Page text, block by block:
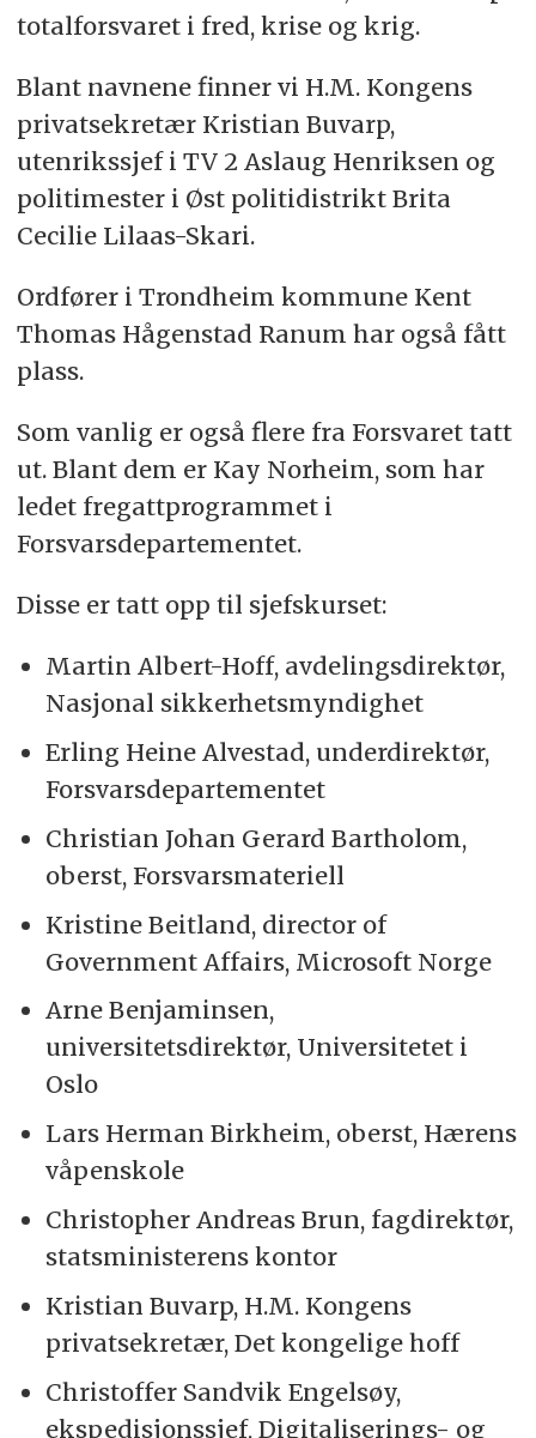
totalforsvaret i fred, krise og krig.
Blant navnene finner vi H.M. Kongens
privatsekretær Kristian Buvarp,
utenrikssjef i TV 2 Aslaug Henriksen og
politimester i Øst politidistrikt Brita
Cecilie Lilaas-Skari.
Ordfører i Trondheim kommune Kent
Thomas Hågenstad Ranum har også fått
plass.
Som vanlig er også flere fra Forsvaret tatt
ut. Blant dem er Kay Norheim, som har
ledet fregattprogrammet i
Forsvarsdepartementet.
Disse er tatt opp til sjefskurset:
Martin Albert-Hoff, avdelingsdirektør,
Nasjonal sikkerhetsmyndighet
Erling Heine Alvestad, underdirektør,
Forsvarsdepartementet
Christian Johan Gerard Bartholom,
oberst, Forsvarsmateriell
Kristine Beitland, director of
Government Affairs, Microsoft Norge
Arne Benjaminsen,
universitetsdirektør, Universitetet i
Oslo
Lars Herman Birkheim, oberst, Hærens
våpenskole
Christopher Andreas Brun, fagdirektør,
statsministerens kontor
Kristian Buvarp, H.M. Kongens
privatsekretær, Det kongelige hoff
Christoffer Sandvik Engelsøy,
ekspedisjonssjef, Digitaliserings- og